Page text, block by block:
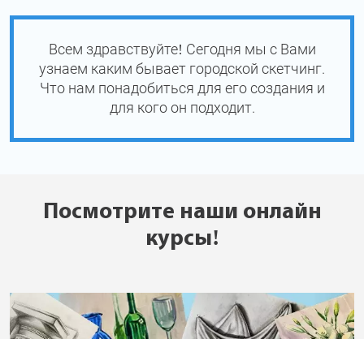
Всем здравствуйте! Сегодня мы с Вами
узнаем каким бывает городской скетчинг.
Что нам понадобиться для его создания и
для кого он подходит.
Посмотрите наши онлайн
курсы!